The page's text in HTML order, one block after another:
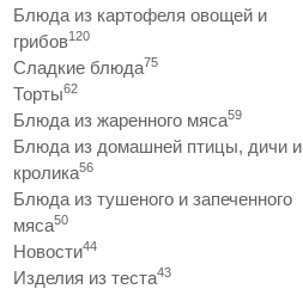
Блюда из картофеля овощей и
грибов120
Сладкие блюда75
Торты62
Блюда из жаренного мяса59
Блюда из домашней птицы, дичи и
кролика56
Блюда из тушеного и запеченного
мяса50
Новости44
Изделия из теста43